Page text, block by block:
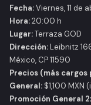
Fecha:Viernes, 11 de
Hora:20:00 h​
Lugar:Terraza GOD​
Dirección:Leibnitz
México, CP 11590​
Precios (más cargos
General: $1,100 MXN
Promoción General